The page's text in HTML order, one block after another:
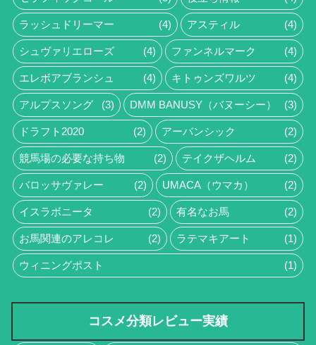
ラッシュドリーマー (4) アスティル (4)
シュヴァリエローズ (4) ファンネルマーク (4)
エレボアブランシュ (4) キトゥンズワルツ (4)
アルプスソング (3) DMM BANUSY（バヌーシー） (3)
ドラフト2020 (2) アーバンシック (2)
競馬場の必要な持ち物 (2) テイクザヘルム (2)
バロッサヴァレー (2) UMACA（ウマカ） (2)
イスラボニータ (2) 有名なお馬 (2)
お馬関連のアレコレ (2) ラテマキアート (1)
ウィニングポスト (1)
コスメ分類レビュー実績